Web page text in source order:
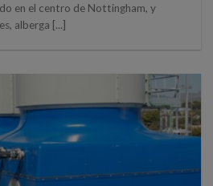
en el centro de Nottingham, y
alberga [...]